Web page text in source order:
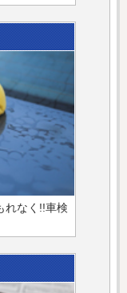
れなく!!車検